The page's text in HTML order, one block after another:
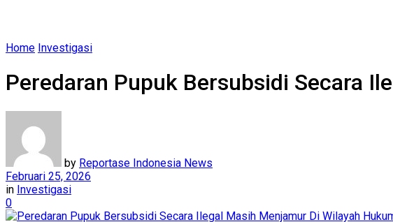
Home Investigasi
Peredaran Pupuk Bersubsidi Secara
by Reportase Indonesia News
Februari 25, 2026
in Investigasi
0